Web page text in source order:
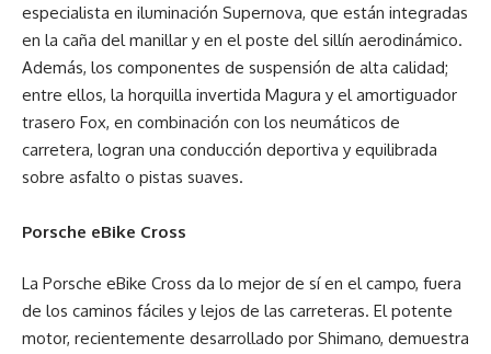
especialista en iluminación Supernova, que están integradas
en la caña del manillar y en el poste del sillín aerodinámico.
Además, los componentes de suspensión de alta calidad;
entre ellos, la horquilla invertida Magura y el amortiguador
trasero Fox, en combinación con los neumáticos de
carretera, logran una conducción deportiva y equilibrada
sobre asfalto o pistas suaves.
Porsche eBike Cross
La Porsche eBike Cross da lo mejor de sí en el campo, fuera
de los caminos fáciles y lejos de las carreteras. El potente
motor, recientemente desarrollado por Shimano, demuestra